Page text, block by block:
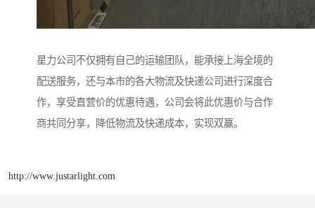
星力公司不仅拥有自己的运输团队，能承接上海全境的
配送服务，还与本市的各大物流及快递公司进行深度合
作，享受直营价的优惠待遇，公司会将此优惠价与合作
商共同分享，降低物流及快递成本，实现双赢。
http://www.justarlight.com